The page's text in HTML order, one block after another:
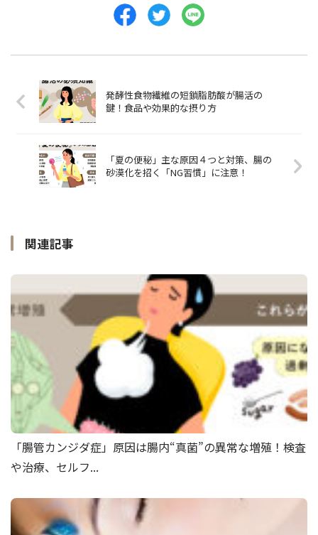
発酵性食物繊維の短鎖脂肪酸が腸活の
鍵！食品や効果的な摂り方
「夏の便秘」主な原因４つと対策、腸の
砂漠化を招く「NG習慣」に注意！
関連記事
「腸管カンジダ症」原因は腸内“真菌”の異常な増殖！検査
や治療、セルフ...